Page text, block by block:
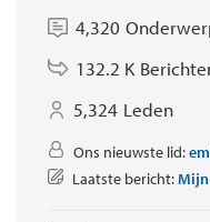
4,320
132.2 K
5,324 Leden
Ons nieuwste lid:
Laatste bericht:Mijn